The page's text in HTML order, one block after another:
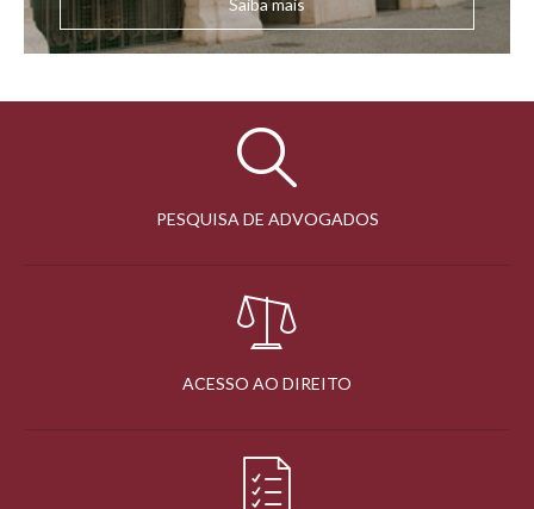
Saiba mais
PESQUISA DE ADVOGADOS
ACESSO AO DIREITO